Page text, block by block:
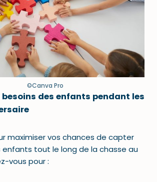
©Canva Pro
des enfants pendant les
maximiser vos chances de capter
enfants tout le long de la chasse au
vous pour :